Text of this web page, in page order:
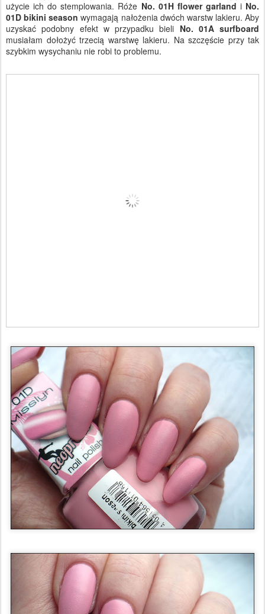
użycie ich do stemplowania. Róże No. 01H flower garland i No.
01Dbikini season wymagają nałożenia dwóch warstw lakieru. Aby
uzyskać podobny efekt w przypadku bieli No. 01A surfboard
musiałam dołożyć trzecią warstwę lakieru. Na szczęście przy tak
szybkim wysychaniu nie robi to problemu.